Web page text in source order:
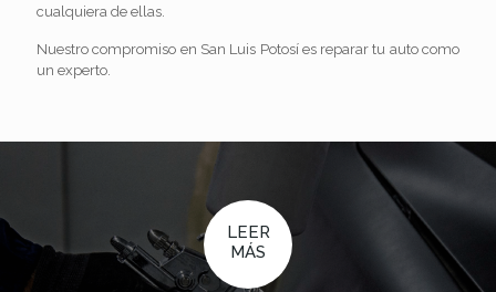
cualquiera de ellas.
Nuestro compromiso en San Luis Potosí es reparar tu auto como
un experto.
LEER
MÁS